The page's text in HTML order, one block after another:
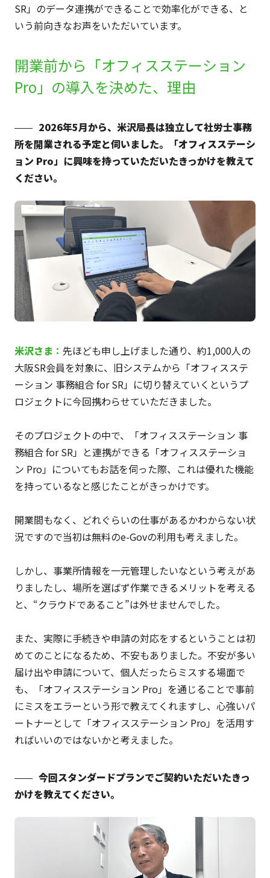
SR」のデータ連携ができることで効率化ができる、と
いう前向きなお声をいただいています。
開業前から「オフィスステーション
Pro」の導入を決めた、理由
2026年5月から、米沢局長は独立して社労士事務
所を開業される予定と伺いました。「オフィスステーシ
ョン Pro」に興味を持っていただいたきっかけを教えて
ください。
米沢さま ： 先ほども申し上げました通り、約1,000人の
大阪SR会員を対象に、旧システムから「オフィスステ
ーション 事務組合 for SR」に切り替えていくというプ
ロジェクトに今回携わらせていただきました。
そのプロジェクトの中で、「オフィスステーション 事
務組合 for SR」と連携ができる「オフィスステーショ
ン Pro」についてもお話を伺った際、これは優れた機能
を持っているなと感じたことがきっかけです。
開業間もなく、どれぐらいの仕事があるかわからない状
況ですので当初は無料のe-Govの利用も考えました。
しかし、事業所情報を一元管理したいなという考えがあ
りましたし、場所を選ばず作業できるメリットを考える
と、“クラウドであること”は外せませんでした。
また、実際に手続きや申請の対応をするということは初
めてのことになるため、不安もありました。不安が多い
届け出や申請について、個人だったらミスする場面で
も、「オフィスステーション Pro」を通じることで事前
にミスをエラーという形で教えてくれますし、心強いパ
ートナーとして「オフィスステーション Pro」を活用す
ればいいのではないかと考えました。
今回スタンダードプランでご契約いただいたきっ
かけを教えてください。